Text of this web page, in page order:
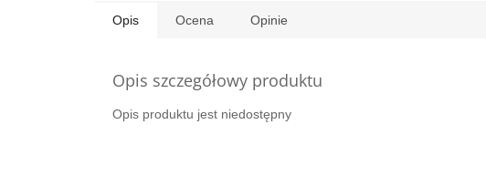
Opis Ocena Opinie
Opis szczegółowy produktu
Opis produktu jest niedostępny